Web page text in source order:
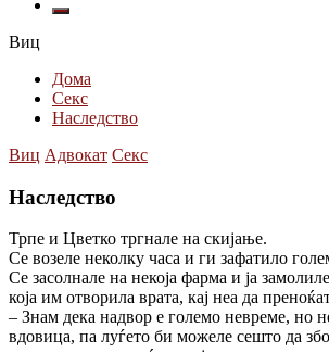
Виц
Дома
Секс
Наследство
Виц Адвокат Секс
Наследство
Трпе и Цветко тргнале на скијање.
Се возеле неколку часа и ги зафатило
Се засолнале на некоја фарма и ја
која им отворила врата, кај неа да
– Знам дека надвор е големо невреме, но
вдовица, па луѓето би можеле сешто да